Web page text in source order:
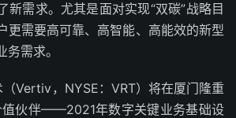
新需求。尤其是面对实现“双碳”战略目
更需要高可靠、高智能、高能效的新型
需求。
Vertiv，NYSE：VRT）将在厦门隆重
值伙伴——2021年数字关键业务基础设